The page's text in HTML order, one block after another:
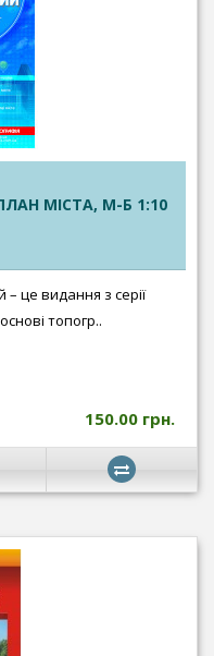
МІСТА, М-Б 1:10
– це видання з серії
топогр..
150.00 грн.